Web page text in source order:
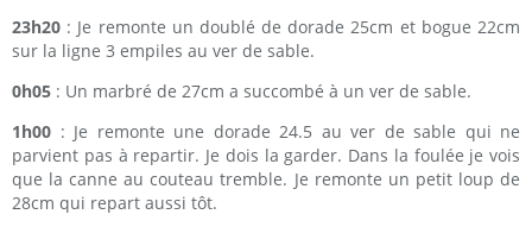
23h20 : Je remonte un doublé de dorade 25cm et bogue 22cm
sur la ligne 3 empiles au ver de sable.
0h05 : Un marbré de 27cm a succombé à un ver de sable.
1h00 : Je remonte une dorade 24.5 au ver de sable qui ne
parvient pas à repartir. Je dois la garder. Dans la foulée je vois
que la canne au couteau tremble. Je remonte un petit loup de
28cm qui repart aussi tôt.